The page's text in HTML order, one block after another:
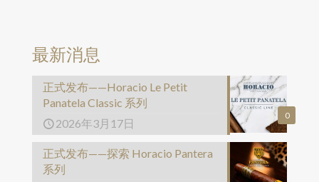
最新消息
0
正式发布——Horacio Le Petit
Panatela Classic 系列
2026年3月17日
正式发布——探索 Horacio Pantera
系列